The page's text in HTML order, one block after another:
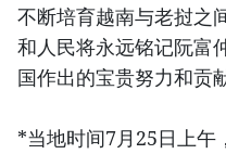
不断培育越南与老挝之
和人民将永远铭记阮富
国作出的宝贵努力和贡
*当地时间7月25日上午